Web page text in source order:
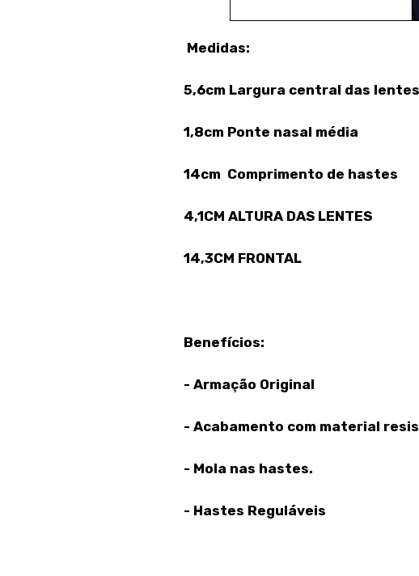
Medidas:
5,6cm Largura central das lentes
1,8cm Ponte nasal média
14cm Comprimento de hastes
4,1CM ALTURA DAS LENTES
14,3CM FRONTAL
Benefícios:
- Armação Original
- Acabamento com material
- Mola nas hastes.
- Hastes Reguláveis